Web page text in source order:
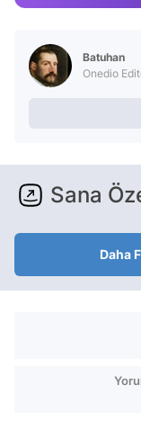
Batuhan
Onedio
Sana
Daha